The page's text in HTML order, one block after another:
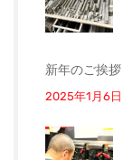
新年のご挨
2025年1月6日